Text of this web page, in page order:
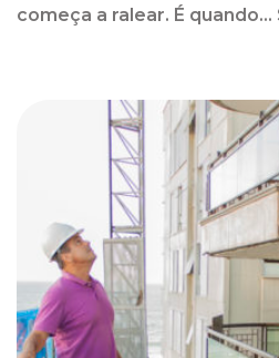
começa a ralear. É quando...